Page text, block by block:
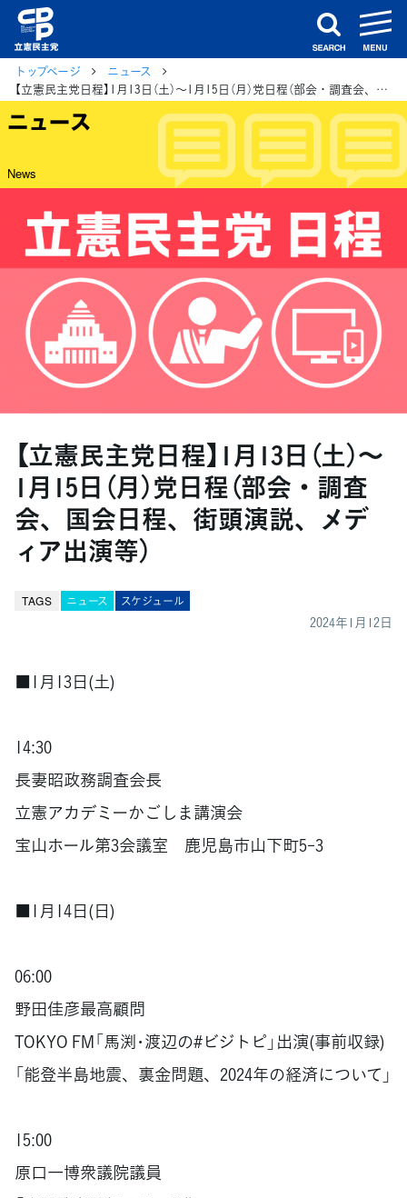
search
トップページ
ニュース
【立憲民主党日程】1月13日（土）〜1月15日（月）党日程（部会・調査会、国会日程、街頭演説、メディア出演等）
ニュース
News
【立憲民主党日程】1月13日（土）〜
1月15日（月）党日程（部会・調査
会、国会日程、街頭演説、メデ
ィア出演等）
TAGS ニュース スケジュール
2024年1月12日
■1月13日(土)
14:30
長妻昭政務調査会長
立憲アカデミーかごしま講演会
宝山ホール第3会議室 鹿児島市山下町5-3
■1月14日(日)
06:00
野田佳彦最高顧問
TOKYO FM「馬渕･渡辺の#ビジトピ」出演(事前収録)
「能登半島地震、裏金問題、2024年の経済について」
15:00
原口一博衆議院議員